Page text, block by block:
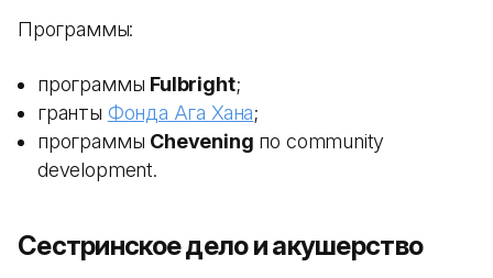
Программы:
программы Fulbright;
гранты Фонда Ага Хана;
программы Chevening по community
development.
Сестринское дело и акушерство